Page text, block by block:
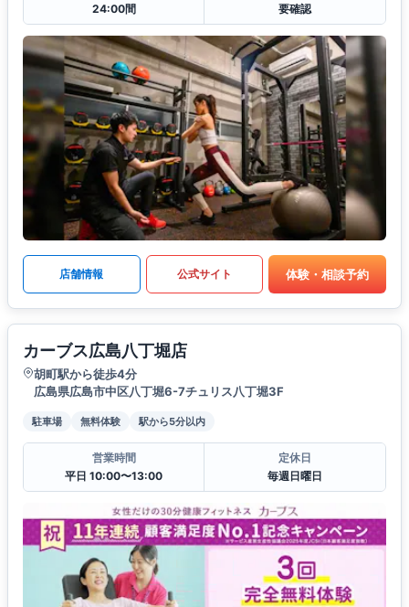
24:00間
要確認
店舗情報 公式サイト 体験・相談予約
カーブス広島八丁堀店
胡町駅から徒歩4分
広島県広島市中区八丁堀6-7チュリス八丁堀3F
駐車場 無料体験 駅から5分以内
営業時間
平日 10:00〜13:00
定休日
毎週日曜日